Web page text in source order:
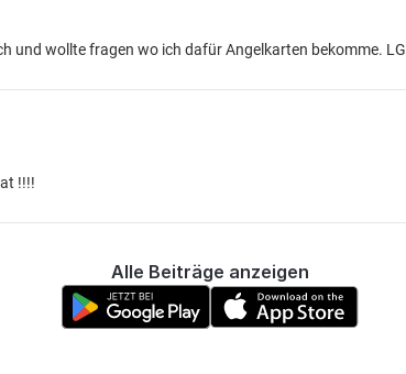
und wollte fragen wo ich dafür Angelkarten bekomme. LG
!!!!
Alle Beiträge anzeigen